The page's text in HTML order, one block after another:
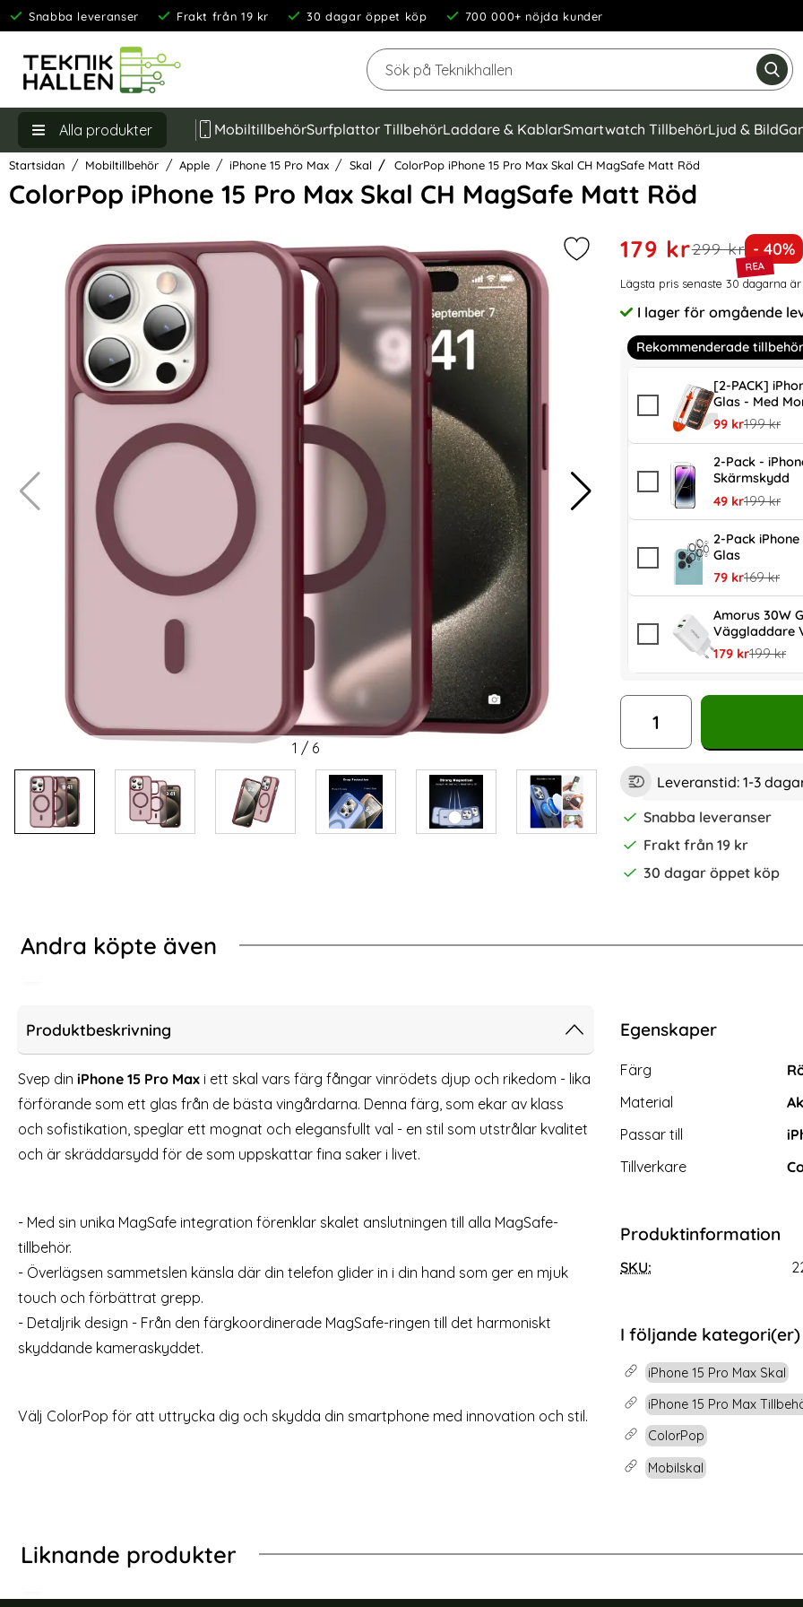
Snabba leveranser Frakt från 19 kr 30 dagar öppet köp 700 000+ nöjda kunder
Sök
Alla produkter MobiltillbehörSurfplattor TillbehörLaddare & KablarSmartwatch TillbehörLjud & Bild
Startsidan Mobiltillbehör Apple iPhone 15 Pro Max Skal ColorPop iPhone 15 Pro Max Skal CH MagSafe Matt Röd
ColorPop iPhone 15 Pro Max Skal CH MagSafe Matt Röd
Hoppa
över
Markera colorPop iPhone 15 Pro
1 / 6
Handla denna produkt
rea pris
179 krtidigare pris
299 kr Priset
- 40%
Prishistorik
Lägsta pris senaste 30 dagarna
Tillgänglighet:
I lager för omgående
Rekommenderade tillbehör
[2-PACK]
Glas - Med
rea pris
99 krtidigare
199 kr
2-Pack -
Skärmskydd
rea pris
49 krtidigare
199 kr
2-Pack
Glas
rea pris
79 krtidigare
169 kr
Amorus 30W
Väggladdare
rea pris
179 krtidigare
199 kr
antal
Leveranstid: 1-3
Snabba leveranser
Frakt från 19 kr
30 dagar öppet köp
Andra köpte även
MagMat Matt Svart
3-Pack iPhone 15 Pro Max Linsskydd I Härdat
Art. nr 223074
rea pris
99 krtidigare pris
299 kr
Lagervara
3-Pack iPhone 15 Pro Max Linsskydd I Härdat Glas
ColorPop iPhone 15 Pro Max Skal CH
Art. nr 225138
rea pris
179 krtidigare pris
ColorPop iPhone 15 Pro
Art. nr 225134
Produktbeskrivning
Svep din iPhone 15 Pro Max i ett skal vars färg fångar vinrödets djup och rikedom - lika
förförande som ett glas från de bästa vingårdarna. Denna färg, som ekar av klass
och sofistikation, speglar ett mognat och elegansfullt val - en stil som utstrålar kvalitet
och är skräddarsydd för de som uppskattar fina saker i livet.
- Med sin unika MagSafe integration förenklar skalet anslutningen till alla MagSafe-
tillbehör.
- Överlägsen sammetslen känsla där din telefon glider in i din hand som ger en mjuk
touch och förbättrat grepp.
- Detaljrik design - Från den färgkoordinerade MagSafe-ringen till det harmoniskt
skyddande kameraskyddet.
Välj ColorPop för att uttrycka dig och skydda din smartphone med innovation och stil.
Egenskaper
Egenskaper/attribut för
Attribut
Färg
Material
Passar till
Tillverkare
Produktinformation
SKU:
I följande kategori(er)
iPhone 15 Pro Max Skal
iPhone 15 Pro Max
ColorPop
Mobilskal
Liknande produkter